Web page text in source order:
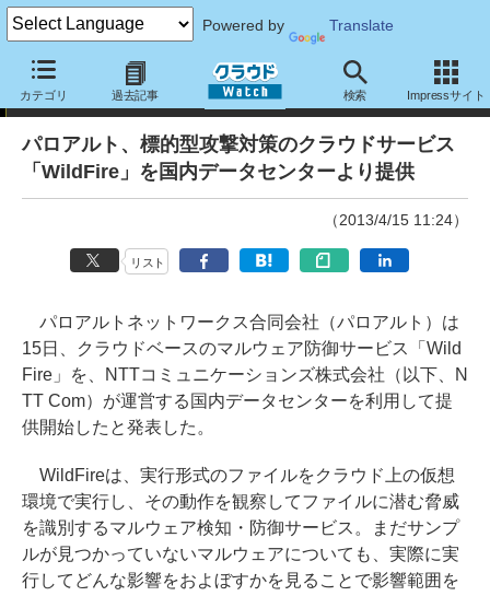
Powered by Translate
カテゴリ 過去記事 検索 Impressサイト
ニュース
パロアルト、標的型攻撃対策のクラウドサービス
「WildFire」を国内データセンターより提供
（2013/4/15 11:24）
リスト
パロアルトネットワークス合同会社（パロアルト）は
15日、クラウドベースのマルウェア防御サービス「Wild
Fire」を、NTTコミュニケーションズ株式会社（以下、N
TT Com）が運営する国内データセンターを利用して提
供開始したと発表した。
WildFireは、実行形式のファイルをクラウド上の仮想
環境で実行し、その動作を観察してファイルに潜む脅威
を識別するマルウェア検知・防御サービス。まだサンプ
ルが見つかっていないマルウェアについても、実際に実
行してどんな影響をおよぼすかを見ることで影響範囲を